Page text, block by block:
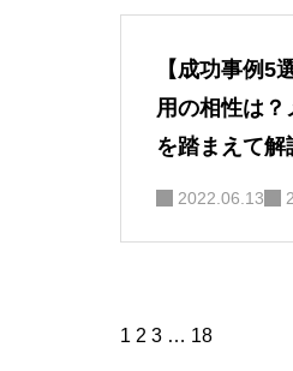
【成功事例5
用の相性は？
を踏まえて解
2022.06.13
1 2 3 … 18